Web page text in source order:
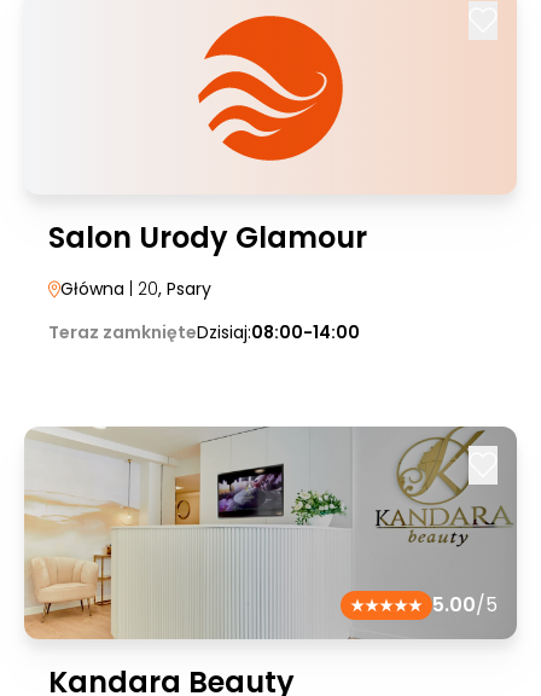
Salon Urody Glamour
Główna | 20, Psary
Teraz zamknięteDzisiaj:08:00-14:00
5.00/5
Kandara Beauty